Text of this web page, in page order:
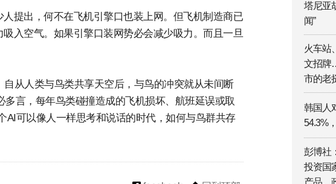
提出，何不在飞机引擎口也装上网。但飞机制造商已
入空气。如果引擎口装网势必会减少吸力。而且一旦
从人类与鸟类共享天空后，与鸟的冲突就从未间断
言，每年鸟类碰撞造成的飞机损坏、航班延误或取
AI可以像人一样思考和说话的时代，如何与鸟群共存
塔尼亚
闻”
火车站
文招牌
市的老
韩国人
54.3%
彭博社
投资国